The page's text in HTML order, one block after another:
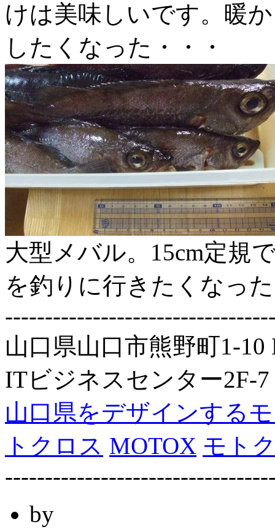
けは美味しいです。暖
したくなった・・・
大型メバル。15cm定規
を釣りに行きたくなっ
山口県山口市熊野町1-
ITビジネスセンター2F-7
山口県をデザインする
トクロス MOTOX モト
by